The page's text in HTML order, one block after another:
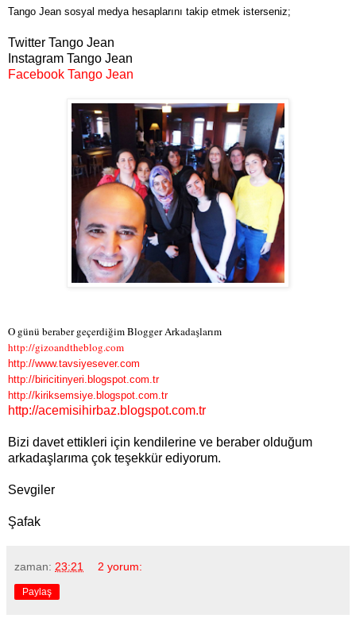
Tango Jean sosyal medya hesaplarını takip etmek isterseniz;
Twitter Tango Jean
Instagram Tango Jean
Facebook Tango Jean
O günü beraber geçerdiğim Blogger Arkadaşlarım
http://gizoandtheblog.com
http://www.tavsiyesever.com
http://biricitinyeri.blogspot.com.tr
http://kiriksemsiye.blogspot.com.tr
http://acemisihirbaz.blogspot.com.tr
Bizi davet ettikleri için kendilerine ve beraber olduğum
arkadaşlarıma çok teşekkür ediyorum.
Sevgiler
Şafak
zaman: 23:21 2 yorum:
Paylaş